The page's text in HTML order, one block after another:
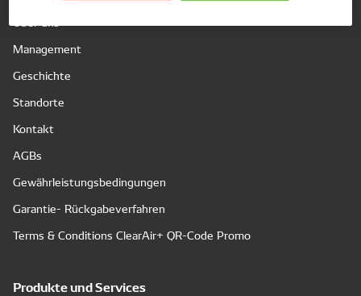
Über uns
Management
Geschichte
Standorte
Kontakt
AGBs
Gewährleistungsbedingungen
Garantie- Rückgabeverfahren
Terms & Conditions ClearAir+ QR-Code Promo
Produkte und Services